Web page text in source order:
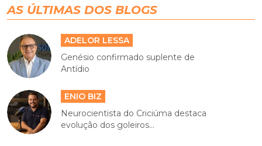
AS ÚLTIMAS DOS BLOGS
ADELOR LESSA
Genésio confirmado suplente de
Antídio
ENIO BIZ
Neurocientista do Criciúma destaca
evolução dos goleiros...